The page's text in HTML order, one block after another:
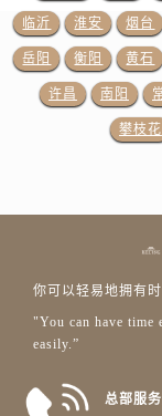
临沂 淮安 烟台
岳阳 衡阳 黄石
许昌 南阳
攀枝花
你可以轻易地拥有
"You can have time
easily.”
总部服